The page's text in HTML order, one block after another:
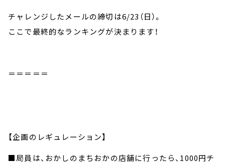
チャレンジしたメールの締切は6/23（日）。
ここで最終的なランキングが決まります！
＝＝＝＝＝
【企画のレギュレーション】
■局員は、おかしのまちおかの店舗に行ったら、1000円チ